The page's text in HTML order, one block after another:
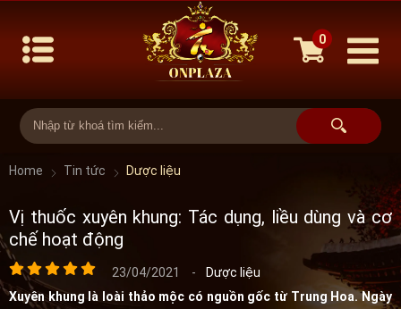
0
Home Tin tức Dược liệu
Vị thuốc xuyên khung: Tác dụng, liều dùng và cơ
chế hoạt động
23/04/2021 -
Dược liệu
Xuyên khung là loài thảo mộc có nguồn gốc từ Trung Hoa. Ngày